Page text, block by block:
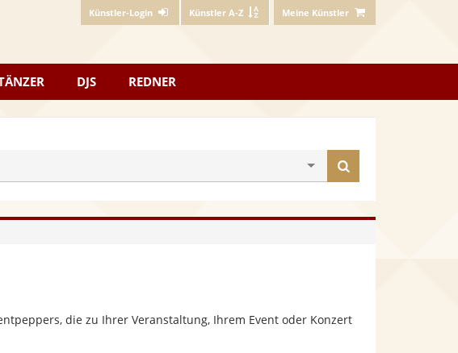
Künstler-Login Künstler A-Z Meine Künstler
DJS REDNER
finden
die zu Ihrer Veranstaltung, Ihrem Event oder Konzert